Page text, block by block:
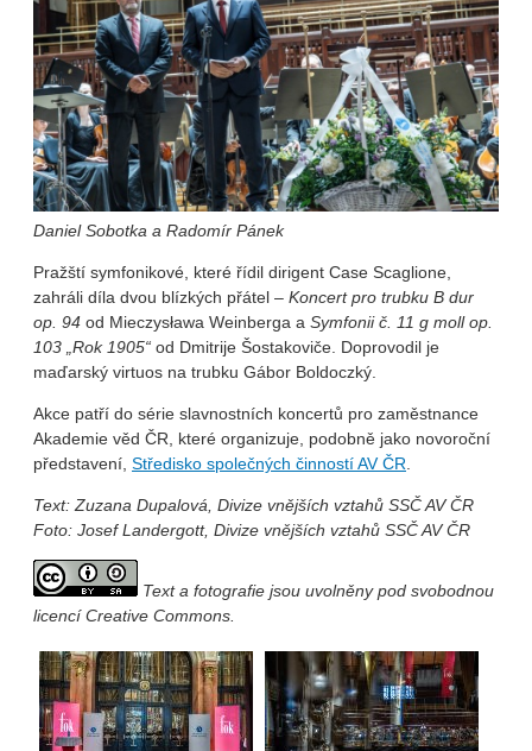
Daniel Sobotka a Radomír Pánek
Pražští symfonikové, které řídil dirigent Case Scaglione,
zahráli díla dvou blízkých přátel – Koncert pro trubku B dur
op. 94 od Mieczysława Weinberga a Symfonii č. 11 g moll op.
103 „Rok 1905“ od Dmitrije Šostakoviče. Doprovodil je
maďarský virtuos na trubku Gábor Boldoczký.
Akce patří do série slavnostních koncertů pro zaměstnance
Akademie věd ČR, které organizuje, podobně jako novoroční
představení, Středisko společných činností AV ČR
Text: Zuzana Dupalová, Divize vnějších vztahů SSČ AV ČR
Foto: Josef Landergott, Divize vnějších vztahů SSČ AV ČR
Text a fotografie jsou uvolněny pod svobodnou
licencí Creative Commons.